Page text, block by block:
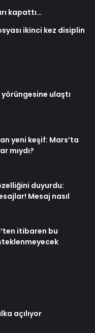
kapattı…
ikinci kez disiplin
yörüngesine ulaştı
yeni keşif: Mars’ta
mıydı?
duyurdu:
Mesaj nasıl
itibaren bu
açılıyor